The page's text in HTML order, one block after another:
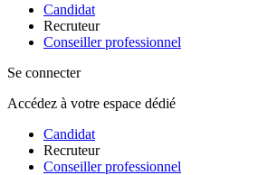
Candidat
Recruteur
Conseiller professionnel
Se connecter
Accédez à votre espace dédié
Candidat
Recruteur
Conseiller professionnel